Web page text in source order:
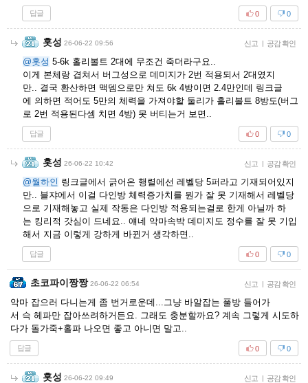
답글 0
0
홋성 26-06-22 09:56 신고 | 공감 확인
@홋성 5-6k 홀리볼트 2대에 무조건 죽더라구요..
이게 본체랑 겹쳐서 버그성으로 데미지가 2번 적용되서 2대였지
만.. 결국 환산하면 맥뎀으로만 쳐도 6k 4방이면 2.4만인데 링크글
에 의하면 적어도 5만의 체력을 가져야할 둘리가 홀리볼트 8방도(버그
로 2번 적용된다셈 치면 4방) 못 버티는거 보면..
답글 0
0
홋성 26-06-22 10:42 신고 | 공감 확인
@월하인 링크글에서 긁어온 행렬에선 레벨당 5퍼라고 기재되어있지
만.. 블쟈에서 이걸 다인방 체력증가치를 뭔가 잘 못 기재해서 레벨당
으로 기재해놓고 실제 작동은 다인방 적용되는걸로 한게 아닐까 하
는 킹리적 갓심이 드네요.. 얘네 악마속박 데미지도 정수를 잘 못 기입
해서 지금 이렇게 강하게 바뀐거 생각하면..
답글 0
0
초코파이짱짱 26-06-22 06:54 신고 | 공감 확인
악마 잡으러 다니는게 좀 번거로운데...그냥 바알잡는 풀방 들어가
서 슥 헤파만 잡아쓰려하거든요. 그래도 충분할까요? 계속 그렇게 시도하
다가 돌가죽+홀파 나오면 좋고 아니면 말고..
답글 0
0
홋성 26-06-22 09:49 신고 | 공감 확인